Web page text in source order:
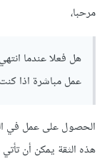
مرحبا،
هل فعلا عندما
عمل مباشرة اذا
الحصول على عمل في
هذه الثقة يمكن أن